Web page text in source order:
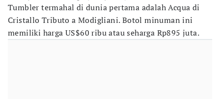
Tumbler termahal di dunia pertama adalah Acqua di
Cristallo Tributo a Modigliani. Botol minuman ini
memiliki harga US$60 ribu atau seharga Rp895 juta.